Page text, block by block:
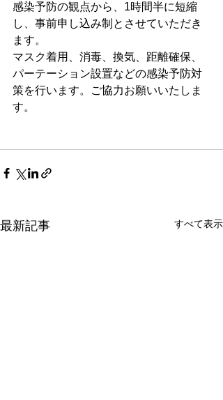
感染予防の観点から、1時間半に短縮
し、事前申し込み制とさせていただき
ます。
マスク着用、消毒、換気、距離確保、
パーテーション設置などの感染予防対
策を行います。ご協力お願いいたしま
す。
最新記事 すべて表示